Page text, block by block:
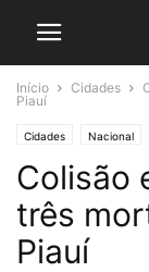
Início Cidades
Piauí
Cidades Nacional
Colisão
três
Piauí